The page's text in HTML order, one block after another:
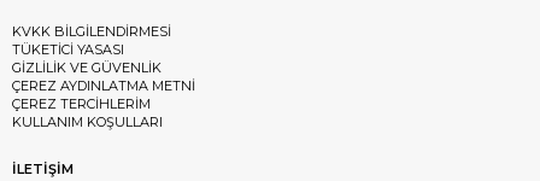
KVKK BİLGİLENDİRMESİ
TÜKETİCİ YASASI
GİZLİLİK VE GÜVENLİK
ÇEREZ AYDINLATMA METNİ
ÇEREZ TERCİHLERİM
KULLANIM KOŞULLARI
İLETİŞİM